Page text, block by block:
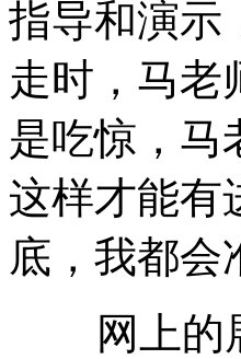
指导和演示
走时，马老
是吃惊，马
这样才能有
底，我都会
网上的展